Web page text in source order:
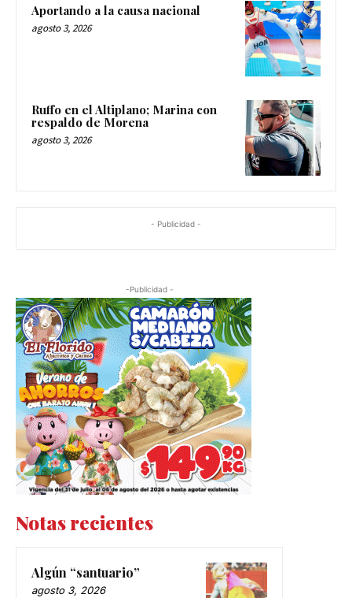
Aportando a la causa nacional
agosto 3, 2026
Ruffo en el Altiplano; Marina con
respaldo de Morena
agosto 3, 2026
- Publicidad -
-Publicidad -
Notas recientes
Algún “santuario”
agosto 3, 2026